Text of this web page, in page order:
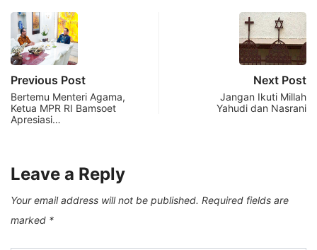
Previous Post
Bertemu Menteri Agama,
Ketua MPR RI Bamsoet
Apresiasi…
Next Post
Jangan Ikuti Millah
Yahudi dan Nasrani
Leave a Reply
Your email address will not be published. Required fields are
marked *